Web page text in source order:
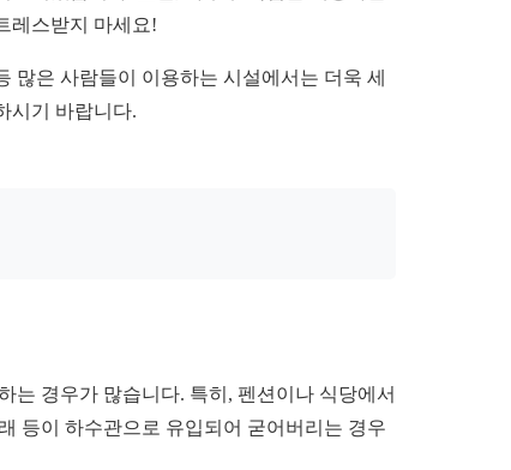
레스받지 마세요!
많은 사람들이 이용하는 시설에서는 더욱 세
시기 바랍니다.
는 경우가 많습니다. 특히, 펜션이나 식당에서
등이 하수관으로 유입되어 굳어버리는 경우